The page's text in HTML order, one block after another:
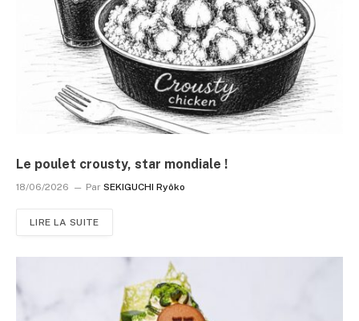
Le poulet crousty, star mondiale !
18/06/2026 Par SEKIGUCHI Ryôko
LIRE LA SUITE